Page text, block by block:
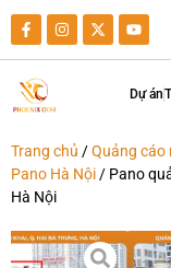
Dự án
Trang chủ /Quảng cáo
Pano Hà Nội / Pano
Hà Nội